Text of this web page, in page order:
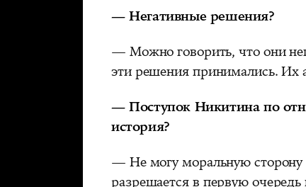
— Негативные решения?
— Можно говорить, что они
эти решения принимались.
— Поступок Никитина по
история?
— Не могу моральную сторону
разрешается в первую очередь